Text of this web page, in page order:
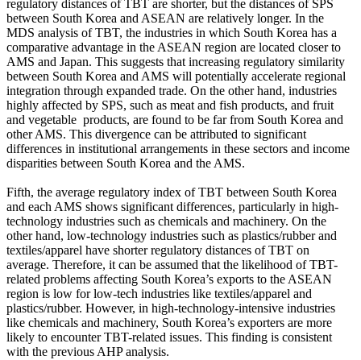
regulatory distances of TBT are shorter, but the distances of SPS
between South Korea and ASEAN are relatively longer. In the
MDS analysis of TBT, the industries in which South Korea has a
comparative advantage in the ASEAN region are located closer to
AMS and Japan. This suggests that increasing regulatory similarity
between South Korea and AMS will potentially accelerate regional
integration through expanded trade. On the other hand, industries
highly affected by SPS, such as meat and fish products, and fruit
and vegetable products, are found to be far from South Korea and
other AMS. This divergence can be attributed to significant
differences in institutional arrangements in these sectors and income
disparities between South Korea and the AMS.
Fifth, the average regulatory index of TBT between South Korea
and each AMS shows significant differences, particularly in high-
technology industries such as chemicals and machinery. On the
other hand, low-technology industries such as plastics/rubber and
textiles/apparel have shorter regulatory distances of TBT on
average. Therefore, it can be assumed that the likelihood of TBT-
related problems affecting South Korea’s exports to the ASEAN
region is low for low-tech industries like textiles/apparel and
plastics/rubber. However, in high-technology-intensive industries
like chemicals and machinery, South Korea’s exporters are more
likely to encounter TBT-related issues. This finding is consistent
with the previous AHP analysis.